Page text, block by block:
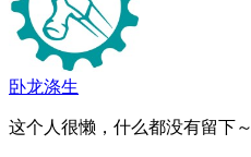
卧龙涤生
这个人很懒，什么都没有留下～